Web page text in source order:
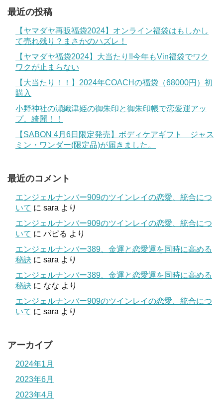
最近の投稿
【ヤマダヤ再販福袋2024】オンライン福袋はもしかし
て売れ残り？まさかのハズレ！
【ヤマダヤ福袋2024】大当たり!!今年もVin福袋でワク
ワクが止まらない
【大当たり！！】2024年COACHの福袋（68000円）初
購入
小野神社の瀬織津姫の御朱印と御朱印帳で恋愛運アッ
プ。綺麗！！
【SABON 4月6日限定発売】ボディケアギフト ジャス
ミン・ワンダー(限定品)が届きました。
最近のコメント
エンジェルナンバー909のツインレイの恋愛、統合につ
いて に sara より
エンジェルナンバー909のツインレイの恋愛、統合につ
いて に パピる より
エンジェルナンバー389、金運と恋愛運を同時に高める
秘訣 に sara より
エンジェルナンバー389、金運と恋愛運を同時に高める
秘訣 に なな より
エンジェルナンバー909のツインレイの恋愛、統合につ
いて に sara より
アーカイブ
2024年1月
2023年6月
2023年4月